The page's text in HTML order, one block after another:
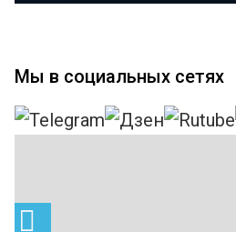
Мы в социальных сетях